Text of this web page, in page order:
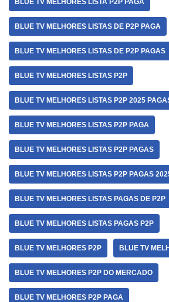
BLUE TV MELHORES LISTA P2P PAGA
BLUE TV MELHORES LISTAS DE P2P PAGA
BLUE TV MELHORES LISTAS DE P2P PAGAS
BLUE TV MELHORES LISTAS P2P
BLUE TV MELHORES LISTAS P2P 2025
BLUE TV MELHORES LISTAS P2P PAGA
BLUE TV MELHORES LISTAS P2P PAGAS
BLUE TV MELHORES LISTAS P2P PAGAS
BLUE TV MELHORES LISTAS PAGAS DE P2P
BLUE TV MELHORES LISTAS PAGAS P2P
BLUE TV MELHORES P2P BLUE TV
BLUE TV MELHORES P2P DO MERCADO
BLUE TV MELHORES P2P PAGA